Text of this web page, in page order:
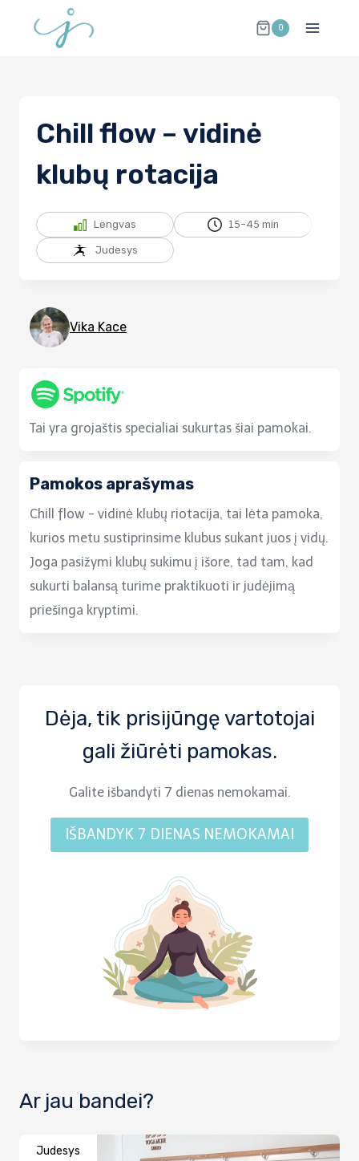
0
Chill flow – vidinė
klubų rotacija
Lengvas 15-45 min
Judesys
Dėja, tik prisijūngę vartotojai
gali žiūrėti pamokas.
Galite išbandyti 7 dienas nemokamai.
IŠBANDYK 7 DIENAS NEMOKAMAI
Vika Kace
Tai yra grojaštis specialiai sukurtas šiai pamokai.
Pamokos aprašymas
Chill flow - vidinė klubų riotacija, tai lėta pamoka,
kurios metu sustiprinsime klubus sukant juos į vidų.
Joga pasižymi klubų sukimu į išore, tad tam, kad
sukurti balansą turime praktikuoti ir judėjimą
priešinga kryptimi.
Ar jau bandei?
Judesys